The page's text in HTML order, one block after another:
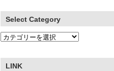
Select Category
Select
LINK